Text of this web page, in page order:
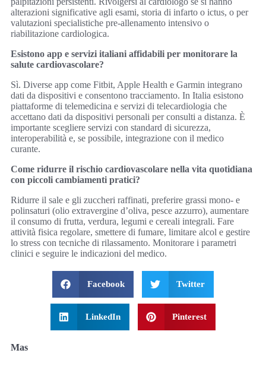
alterazioni significative agli esami, storia di infarto o ictus, o per
valutazioni specialistiche pre-allenamento intensivo o
riabilitazione cardiologica.
Esistono app e servizi italiani affidabili per monitorare la
salute cardiovascolare?
Sì. Diverse app come Fitbit, Apple Health e Garmin integrano
dati da dispositivi e consentono tracciamento. In Italia esistono
piattaforme di telemedicina e servizi di telecardiologia che
accettano dati da dispositivi personali per consulti a distanza. È
importante scegliere servizi con standard di sicurezza,
interoperabilità e, se possibile, integrazione con il medico
curante.
Come ridurre il rischio cardiovascolare nella vita quotidiana
con piccoli cambiamenti pratici?
Ridurre il sale e gli zuccheri raffinati, preferire grassi mono- e
polinsaturi (olio extravergine d’oliva, pesce azzurro), aumentare
il consumo di frutta, verdura, legumi e cereali integrali. Fare
attività fisica regolare, smettere di fumare, limitare alcol e gestire
lo stress con tecniche di rilassamento. Monitorare i parametri
clinici e seguire le indicazioni del medico.
Facebook Twitter
LinkedIn Pinterest
Mas